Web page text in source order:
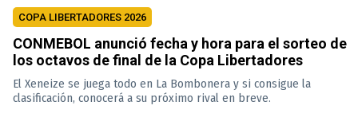
COPA LIBERTADORES 2026
CONMEBOL anunció fecha y hora para el sorteo de
los octavos de final de la Copa Libertadores
El Xeneize se juega todo en La Bombonera y si consigue la
clasificación, conocerá a su próximo rival en breve.